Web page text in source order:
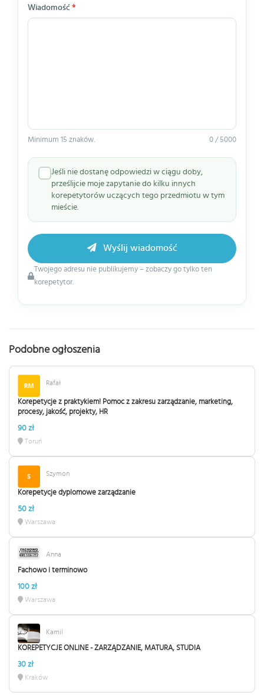
Wiadomość *
Minimum 15 znaków. 0 / 5000
Jeśli nie dostanę odpowiedzi w ciągu doby,
prześlijcie moje zapytanie do kilku innych
korepetytorów uczących tego przedmiotu w tym
mieście.
Twojego adresu nie publikujemy – zobaczy go tylko ten
korepetytor.
Wyślij wiadomość
Podobne ogłoszenia
Rafał
Korepetycje z praktykiem! Pomoc z zakresu zarządzanie, marketing,
procesy, jakość, projekty, HR
90 zł
Toruń
Szymon
Korepetycje dyplomowe zarządzanie
50 zł
Warszawa
Anna
Fachowo i terminowo
100 zł
Warszawa
Kamil
KOREPETYCJE ONLINE - ZARZĄDZANIE, MATURA, STUDIA
30 zł
Kraków